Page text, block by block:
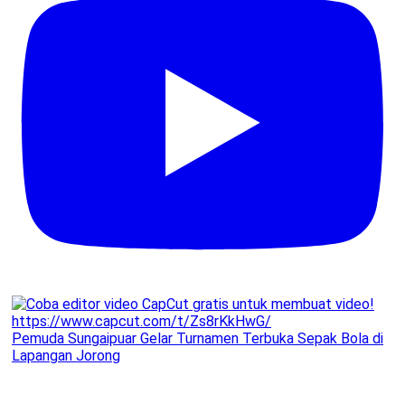
Pemuda Sungaipuar Gelar Turnamen Terbuka Sepak Bola di
Lapangan Jorong